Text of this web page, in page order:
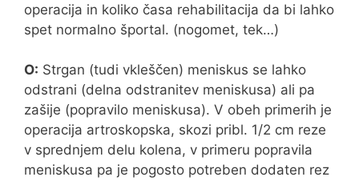
operacija in koliko časa rehabilitacija da bi lahko
spet normalno športal. (nogomet, tek…)
O: Strgan (tudi vkleščen) meniskus se lahko
odstrani (delna odstranitev meniskusa) ali pa
zašije (popravilo meniskusa). V obeh primerih je
operacija artroskopska, skozi pribl. 1/2 cm reze
v sprednjem delu kolena, v primeru popravila
meniskusa pa je pogosto potreben dodaten rez